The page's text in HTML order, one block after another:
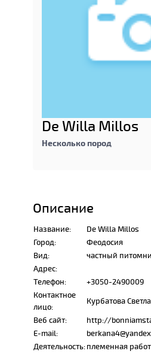
De Willa Millos
Несколько пород
Описание
Название:
De Willa Millos
Город:
Феодосия
Вид:
частный
Адрес:
Телефон:
+3050-2490009
Контактное
лицо:
Курбатова
Веб сайт:
http://
E-mail:
Деятельность:племенная